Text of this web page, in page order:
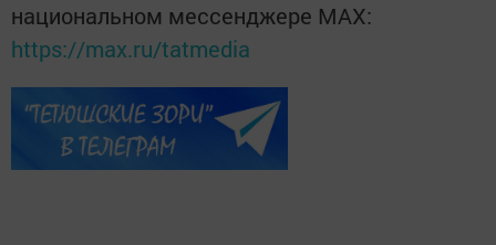
национальном мессенджере MАХ:
https://max.ru/tatmedia